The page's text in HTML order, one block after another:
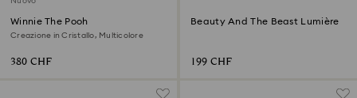
Winnie The Pooh
Creazione in Cristallo, Multicolore
380 CHF
Beauty And The Beast Lumière
199 CHF